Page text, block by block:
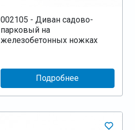
002105 - Диван садово-
парковый на
железобетонных ножках
Подробнее